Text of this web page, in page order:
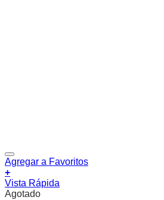
Agregar a Favoritos
+
Vista Rápida
Agotado